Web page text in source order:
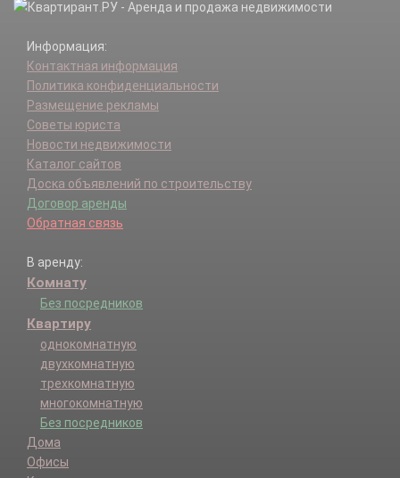
Информация:
Контактная информация
Политика конфиденциальности
Размещение рекламы
Советы юриста
Новости недвижимости
Каталог сайтов
Доска объявлений по строительству
Договор аренды
Обратная связь
В аренду:
Комнату
Без посредников
Квартиру
однокомнатную
двухкомнатную
трехкомнатную
многокомнатную
Без посредников
Дома
Офисы